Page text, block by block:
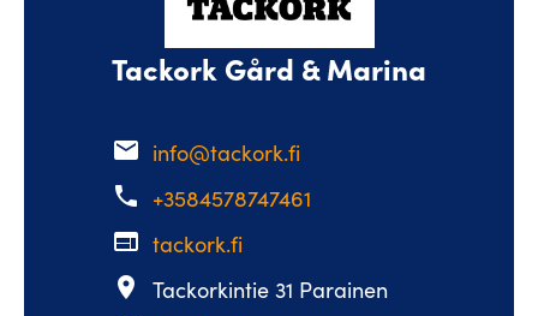
Tackork Gård & Marina
email info@tackork.fi
phone +3584578747461
web tackork.fi
place
Tackorkintie 31 Parainen